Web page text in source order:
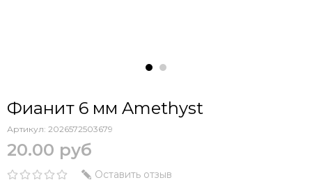
Фианит 6 мм Amethyst
Артикул: 2026572503679
20.00 руб
Оставить отзыв